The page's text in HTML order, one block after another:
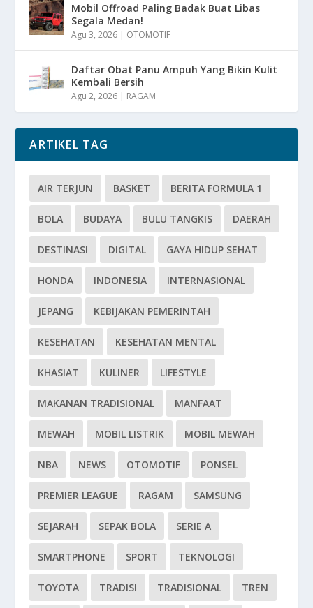
Mobil Offroad Paling Badak Buat Libas
Segala Medan!
Agu 3, 2026 | OTOMOTIF
Daftar Obat Panu Ampuh Yang Bikin Kulit
Kembali Bersih
Agu 2, 2026 | RAGAM
ARTIKEL TAG
AIR TERJUN BASKET BERITA FORMULA 1
BOLA BUDAYA BULU TANGKIS DAERAH
DESTINASI DIGITAL GAYA HIDUP SEHAT
HONDA INDONESIA INTERNASIONAL
JEPANG KEBIJAKAN PEMERINTAH
KESEHATAN KESEHATAN MENTAL
KHASIAT KULINER LIFESTYLE
MAKANAN TRADISIONAL MANFAAT
MEWAH MOBIL LISTRIK MOBIL MEWAH
NBA NEWS OTOMOTIF PONSEL
PREMIER LEAGUE RAGAM SAMSUNG
SEJARAH SEPAK BOLA SERIE A
SMARTPHONE SPORT TEKNOLOGI
TOYOTA TRADISI TRADISIONAL TREN